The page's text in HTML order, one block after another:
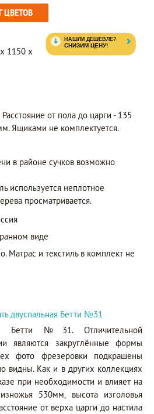
ЦВЕТОВ
1150 x
Расстояние от пола до царги - 135
Ящиками не комплектуется.
в районе сучков возможно
используется неплотное
просматривается.
виде
Матрас и текстиль в комплект не
двуспальная Бетти №31
Бетти №31. Отличительной
являются закруглённые формы
фото фрезеровки подкрашены
видны. Как и в других коллекциях
при необходимости и влияет на
530мм, высота изголовья
от верха царги до настила